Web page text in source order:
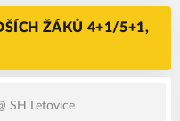
ŽÁKŮ 4+1/5+1,
SH Letovice